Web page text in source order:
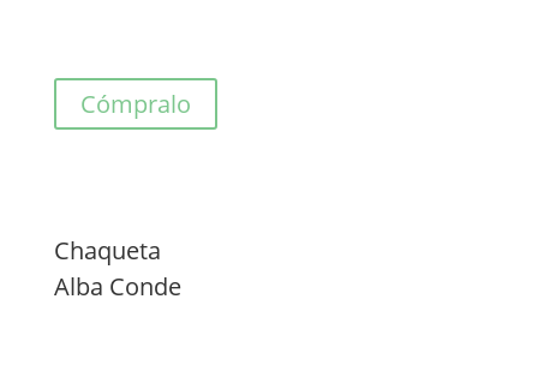
Cómpralo
Chaqueta
Alba Conde